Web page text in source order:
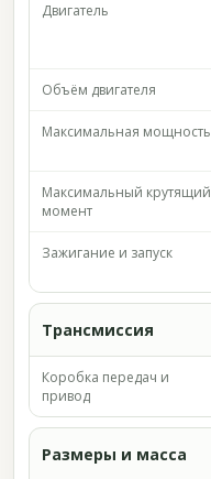
Двигатель
Объём двигателя
Максимальная мощность
Максимальный крутящий
момент
Зажигание и запуск
Трансмиссия
Коробка передач и
привод
Размеры и масса